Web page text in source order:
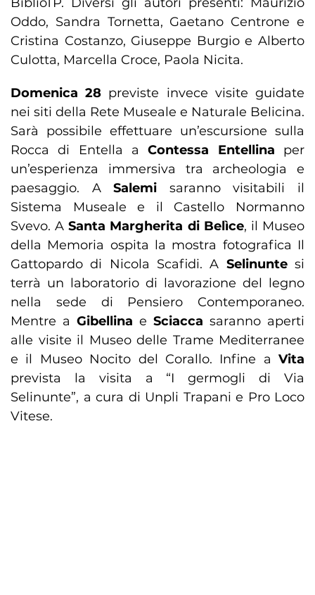
Oddo, Sandra Tornetta, Gaetano Centrone e
Cristina Costanzo, Giuseppe Burgio e Alberto
Culotta, Marcella Croce, Paola Nicita.
Domenica 28 previste invece visite guidate
nei siti della Rete Museale e Naturale Belicina.
Sarà possibile effettuare un’escursione sulla
Rocca di Entella aContessa Entellina per
un’esperienza immersiva tra archeologia e
paesaggio. ASalemi saranno visitabili il
Sistema Museale e il Castello Normanno
Svevo. ASanta Margherita di Belìce, il Museo
della Memoria ospita la mostra fotografica Il
Gattopardo di Nicola Scafidi. A Selinuntesi
terrà un laboratorio di lavorazione del legno
nella sede di Pensiero Contemporaneo.
Mentre a Gibellina e Sciacca saranno aperti
alle visite il Museo delle Trame Mediterranee
e il Museo Nocito del Corallo. Infine a Vita
prevista la visita a “I germogli di Via
Selinunte”, a cura di Unpli Trapani e Pro Loco
Vitese.